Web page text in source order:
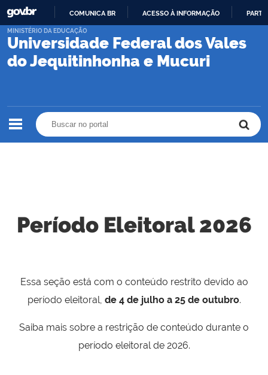
PARA
CONTEÚDO
COMUNICA BR ACESSO À INFORMAÇÃO
Universidade Federal dos Vales
do Jequitinhonha e Mucuri
MINISTÉRIO DA EDUCAÇÃO
Período Eleitoral 2026
Essa seção está com o conteúdo restrito devido ao
período eleitoral, de 4 de julho a 25 de outubro.
Saiba mais sobre a restrição de conteúdo durante o
período eleitoral de 2026.